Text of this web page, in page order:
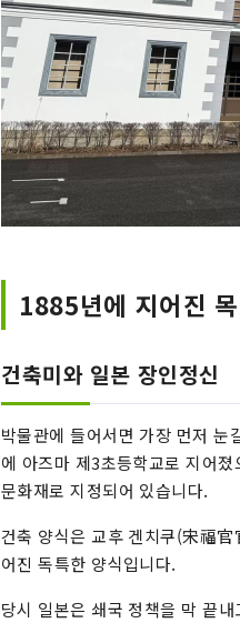
1885년에 지어진
건축미와 일본 장인정신
박물관에 들어서면 가장 먼저
에 아즈마 제3초등학교로 지어
문화재로 지정되어 있습니다.
건축 양식은 교후 겐치쿠(宋福
어진 독특한 양식입니다.
당시 일본은 쇄국 정책을 막 끝